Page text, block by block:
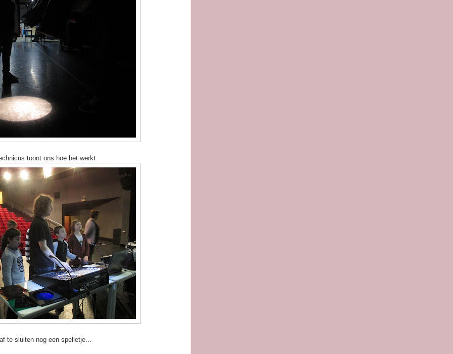
toont ons hoe het werkt
te sluiten nog een spelletje...